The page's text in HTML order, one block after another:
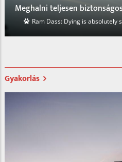
A személytelen személyes
Hamvas Béla kör 2018
Gyakorlás